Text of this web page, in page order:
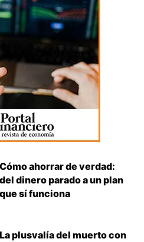
Cómo ahorrar de verdad:
del dinero parado a un plan
que sí funciona
La plusvalía del muerto con